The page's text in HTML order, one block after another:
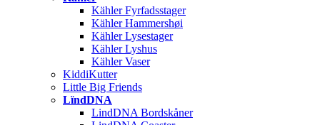
Kähler Fyrfadsstager
Kähler Hammershøi
Kähler Lysestager
Kähler Lyshus
Kähler Vaser
KiddiKutter
Little Big Friends
LïndDNA
LindDNA Bordskåner